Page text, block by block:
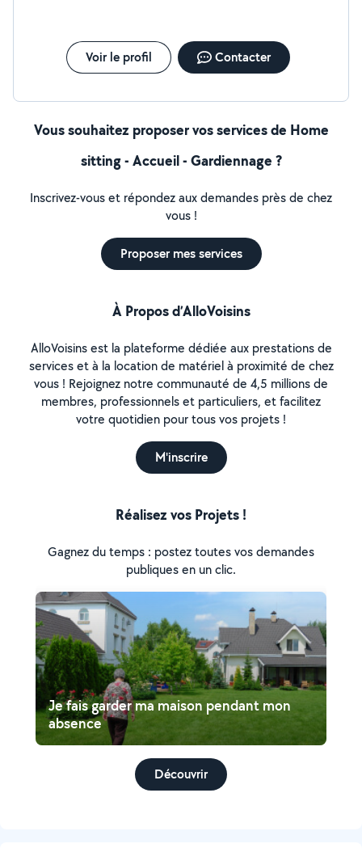
Voir le profil Contacter
Vous souhaitez proposer vos services de Home
sitting - Accueil - Gardiennage ?
Inscrivez-vous et répondez aux demandes près de chez
vous !
Proposer mes services
À Propos d’AlloVoisins
AlloVoisins est la plateforme dédiée aux prestations de
services et à la location de matériel à proximité de chez
vous ! Rejoignez notre communauté de 4,5 millions de
membres, professionnels et particuliers, et facilitez
votre quotidien pour tous vos projets !
M'inscrire
Réalisez vos Projets !
Gagnez du temps : postez toutes vos demandes
publiques en un clic.
Je fais garder ma maison pendant mon
absence
Découvrir